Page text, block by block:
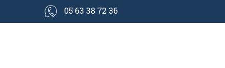
05 63 38 72 36